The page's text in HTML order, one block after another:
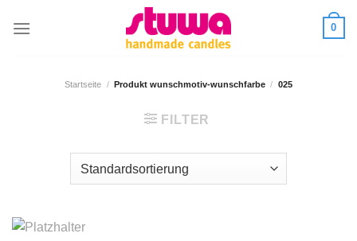
0
Startseite / Produkt wunschmotiv-wunschfarbe / 025
FILTER